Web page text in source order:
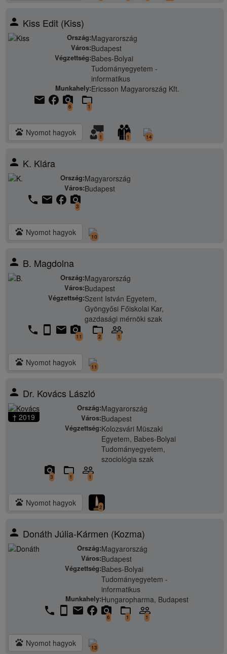
person Kiss Edit (Kiss)
Ország:Magyarország
Város:Budapest
Végzettség:Babes-Bolyai
Tudományegyetem -
informatikus
Munkahely:Ericsson Magyarország Kft.
email facebook camera_alt
6
folder_open
1
pets Nyomot hagyok 1 1 14
person K. Klára
Ország:Magyarország
Város:Budapest
phone email facebook camera_alt
3
pets Nyomot hagyok 10
person B. Magdolna
Ország:Magyarország
Város:Budapest
Végzettség:Szent István Egyetem,
Gyöngyősi Főiskolai Kar,
gazdasági mérnöki szak
phone stay_current_portrait email camera_alt
11
folder_open
2
people_outline
1
pets Nyomot hagyok 11
person Dr. Kovács László
† 2019
Ország:Magyarország
Város:Budapest
Végzettség:Kolozsvári Müszaki
Egyetem, Babes-Bolyai
Tudományegyetem,
szociológia szak
camera_alt
3
folder_open
1
people_outline
1
pets Nyomot hagyok 2
person Donáth Júlia-Kármen (Kozma)
Ország:Magyarország
Város:Budapest
Végzettség:Babes-Bolyai
Tudományegyetem -
informatikus
Munkahely:Hungaropharma, Budapest
phone stay_current_portrait email facebook camera_alt
6
folder_open
1
people_outline
1
pets Nyomot hagyok 13